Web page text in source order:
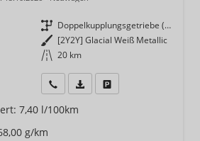
Getriebe
Doppelkupplungsgetriebe (DSG)
Außenfarbe [2Y2Y] Glacial Weiß Metallic
Kilometerstand 20 km
Wir rufen Sie anFahrzeugexposé (PDF)
7,40 l/100km
g/km